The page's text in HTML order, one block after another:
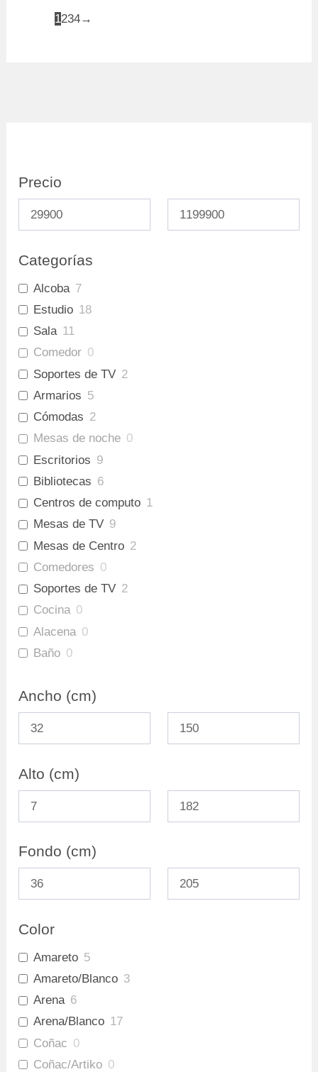
1234→
Precio
Categorías
Alcoba 7
Estudio 18
Sala 11
Comedor 0
Soportes de TV 2
Armarios 5
Cómodas 2
Mesas de noche 0
Escritorios 9
Bibliotecas 6
Centros de computo 1
Mesas de TV 9
Mesas de Centro 2
Comedores 0
Soportes de TV 2
Cocina 0
Alacena 0
Baño 0
Mueble Bar
Repisas 0
Ancho (cm)
Alto (cm)
Fondo (cm)
Color
Amareto 5
Amareto/Blanco 3
Arena 6
Arena/Blanco 17
Coñac 0
Coñac/Artiko 0